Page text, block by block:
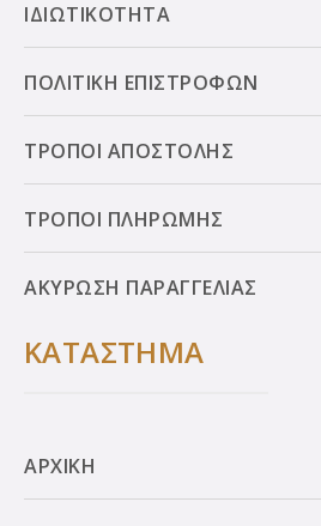
ΙΔΙΩΤΙΚΟΤΗΤΑ
ΠΟΛΙΤΙΚΗ ΕΠΙΣΤΡΟΦΩΝ
ΤΡΟΠΟΙ ΑΠΟΣΤΟΛΗΣ
ΤΡΟΠΟΙ ΠΛΗΡΩΜΗΣ
ΑΚΥΡΩΣΗ ΠΑΡΑΓΓΕΛΙΑΣ
ΚΑΤΑΣΤΗΜΑ
ΑΡΧΙΚΗ